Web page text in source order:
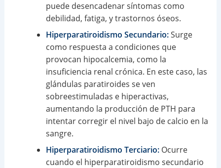
puede desencadenar síntomas como
debilidad, fatiga, y trastornos óseos.
Hiperparatiroidismo Secundario:Surge
como respuesta a condiciones que
provocan hipocalcemia, como la
insuficiencia renal crónica. En este caso, las
glándulas paratiroides se ven
sobreestimuladas e hiperactivas,
aumentando la producción de PTH para
intentar corregir el nivel bajo de calcio en la
sangre.
Hiperparatiroidismo Terciario:Ocurre
cuando el hiperparatiroidismo secundario